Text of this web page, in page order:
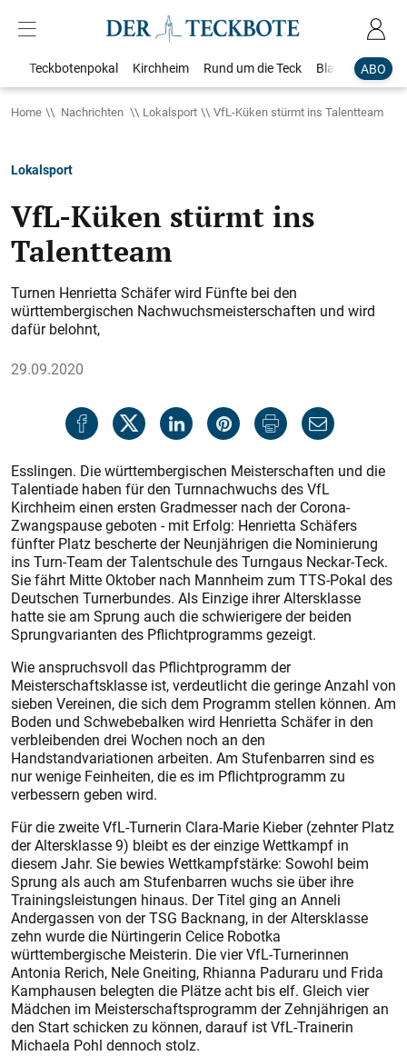
ABO
Teckbotenpokal Kirchheim Rund um die Teck Blaulicht
Home Nachrichten Lokalsport VfL-Küken stürmt ins Talentteam
Lokalsport
VfL-Küken stürmt ins
Talentteam
Turnen Henrietta Schäfer wird Fünfte bei den
württembergischen Nachwuchsmeisterschaften und wird
dafür belohnt,
29.09.2020
Esslingen. Die württembergischen Meisterschaften und die
Talentiade haben für den Turnnachwuchs des VfL
Kirchheim einen ersten Gradmesser nach der Corona-
Zwangspause geboten - mit Erfolg: Henrietta Schäfers
fünfter Platz bescherte der Neunjährigen die Nominierung
ins Turn-Team der Talentschule des Turngaus Neckar-Teck.
Sie fährt Mitte Oktober nach Mannheim zum TTS-Pokal des
Deutschen Turnerbundes. Als Einzige ihrer Altersklasse
hatte sie am Sprung auch die schwierigere der beiden
Sprungvarianten des Pflichtprogramms gezeigt.
Wie anspruchsvoll das Pflichtprogramm der
Meisterschaftsklasse ist, verdeutlicht die geringe Anzahl von
sieben Vereinen, die sich dem Programm stellen können. Am
Boden und Schwebebalken wird Henrietta Schäfer in den
verbleibenden drei Wochen noch an den
Handstandvariationen arbeiten. Am Stufenbarren sind es
nur wenige Feinheiten, die es im Pflichtprogramm zu
verbessern geben wird.
Für die zweite VfL-Turnerin Clara-Marie Kieber (zehnter Platz
der Altersklasse 9) bleibt es der einzige Wettkampf in
diesem Jahr. Sie bewies Wettkampfstärke: Sowohl beim
Sprung als auch am Stufenbarren wuchs sie über ihre
Trainingsleistungen hinaus. Der Titel ging an Anneli
Andergassen von der TSG Backnang, in der Altersklasse
zehn wurde die Nürtingerin Celice Robotka
württembergische Meisterin. Die vier VfL-Turnerinnen
Antonia Rerich, Nele Gneiting, Rhianna Paduraru und Frida
Kamphausen belegten die Plätze acht bis elf. Gleich vier
Mädchen im Meisterschaftsprogramm der Zehnjährigen an
den Start schicken zu können, darauf ist VfL-Trainerin
Michaela Pohl dennoch stolz.